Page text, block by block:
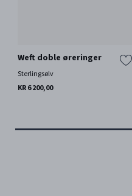
Weft doble øreringer
Sterlingsølv
KR 6 200,00